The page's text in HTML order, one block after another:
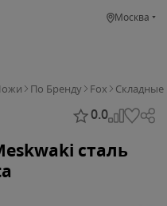
Москва
По Бренду Fox
0.0
сталь